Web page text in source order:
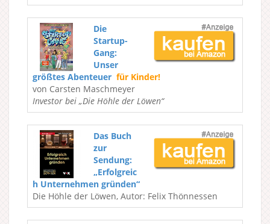
Die
Startup-
Gang:
Unser
größtes Abenteuer für Kinder!
von Carsten Maschmeyer
Investor bei „Die Höhle der Löwen“
Das Buch
zur
Sendung:
„Erfolgreic
h Unternehmen gründen“
Die Höhle der Löwen, Autor: Felix Thönnessen